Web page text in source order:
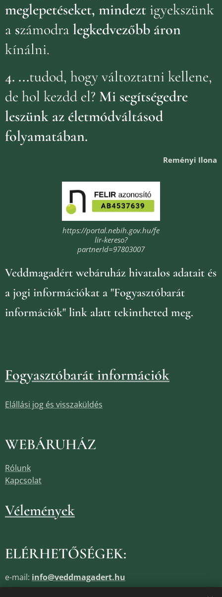
meglepetéseket, mindezt igyekszünk
a számodralegkedvezőbb áron
kínálni.
4. ...tudod, hogy változtatni kellene,
de hol kezdd el? Mi segítségedre
leszünk az életmódváltásod
folyamatában.
Reményi Ilona
https://portal.nebih.gov.hu/fe
lir-kereso?
partnerId=97803007
Veddmagadért webáruház hivatalos adatait és
a jogi információkat a "Fogyasztóbarát
információk" link alatt tekintheted meg.
Fogyasztóbarát információk
Elállási jog és visszaküldés
WEBÁRUHÁZ
Rólunk
Kapcsolat
Vélemények
ELÉRHETŐSÉGEK:
e-mail: info@veddmagadert.hu